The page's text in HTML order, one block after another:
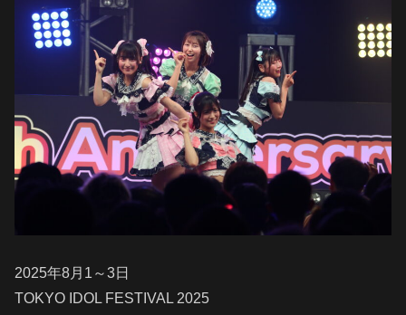
2025年8月1～3日
TOKYO IDOL FESTIVAL 2025